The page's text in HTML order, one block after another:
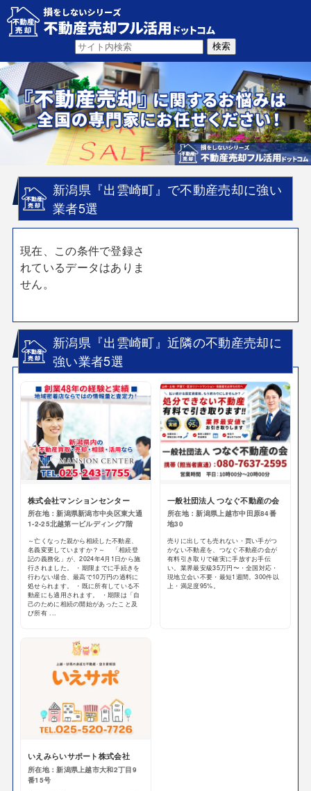
新潟県『出雲崎町』で不動産売却に強い
業者5選
現在、この条件で登録さ
れているデータはありま
せん。
新潟県『出雲崎町』近隣の不動産売却に
強い業者5選
株式会社マンションセンター
所在地：新潟県新潟市中央区東大通
1-2-25北越第一ビルディング7階
～亡くなった親から相続した不動産、
名義変更していますか？～ 「相続登
記の義務化」が、2024年4月1日から施
行されました。 ・期限までに手続きを
行わない場合、最高で10万円の過料に
処せられます。 ・既に所有している不
動産にも適用されます。 ・期限は「自
己のために相続の開始があったこと及
び所有 ...
一般社団法人 つなぐ不動産の会
所在地：新潟県上越市中田原84番
地30
売りに出しても売れない・買い手がつ
かない不動産を、つなぐ不動産の会が
有料引き取りで確実に手放すお手伝
い。業界最安級35万円〜・全国対応・
現地立会い不要・最短1週間。300件以
上・満足度95%。
いえみらいサポート株式会社
所在地：新潟県上越市大和2丁目9
番15号